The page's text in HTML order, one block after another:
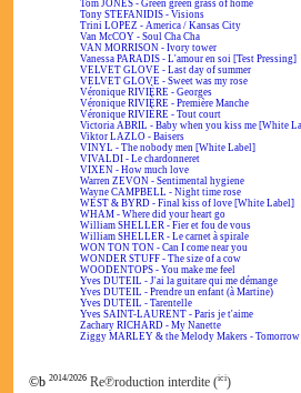
Tom JONES - Green green grass of home
Tony STEFANIDIS - Visions
Trini LOPEZ - America / Kansas City
Van McCOY - Soul Cha Cha
VAN MORRISON - Ivory tower
Vanessa PARADIS - L'amour en soi [Test Pressing]
VELVET GLOVE - Last day of summer
VELVET GLOVE - Sweet was my rose
Véronique RIVIÈRE - Georges
Véronique RIVIÈRE - Première Manche
Véronique RIVIÈRE - Tout court
Victoria ABRIL - Baby when you kiss me [White
Viktor LAZLO - Baisers
VINYL - The nobody men [White Label]
VIVALDI - Le chardonneret
VIXEN - How much love
Warren ZEVON - Sentimental hygiene
Wayne CAMPBELL - Night time rose
WEST & BYRD - Final kiss of love [White Label]
WHAM - Where did your heart go
William SHELLER - Fier et fou de vous
William SHELLER - Le carnet à spirale
WON TON TON - Can I come near you
WONDER STUFF - The size of a cow
WOODENTOPS - You make me feel
Yves DUTEIL - J'ai la guitare qui me démange
Yves DUTEIL - Prendre un enfant (à Martine)
Yves DUTEIL - Tarentelle
Yves SAINT-LAURENT - Paris je t'aime
Zachary RICHARD - My Nanette
Ziggy MARLEY & the Melody Makers - Tomorrow
©b 2014/2026 Re℗roduction interdite (ici)